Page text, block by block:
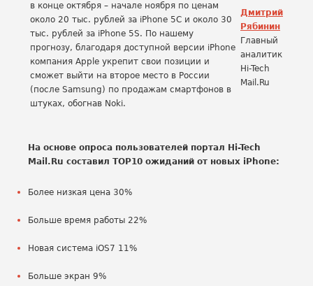
в конце октября – начале ноября по ценам
около 20 тыс. рублей за iPhone 5C и около 30
тыс. рублей за iPhone 5S. По нашему
прогнозу, благодаря доступной версии iPhone
компания Apple укрепит свои позиции и
сможет выйти на второе место в России
(после Samsung) по продажам смартфонов в
штуках, обогнав Noki.
Дмитрий
Рябинин
Главный
аналитик
Hi-Tech
Mail.Ru
На основе опроса пользователей портал Hi-Tech
Mail.Ru составил TOP10 ожиданий от новых iPhone:
Более низкая цена 30%
Больше время работы 22%
Новая система iOS7 11%
Больше экран 9%